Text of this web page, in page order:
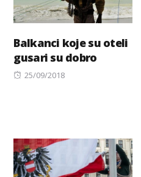
Balkanci koje su oteli
gusari su dobro
Posted
25/09/2018